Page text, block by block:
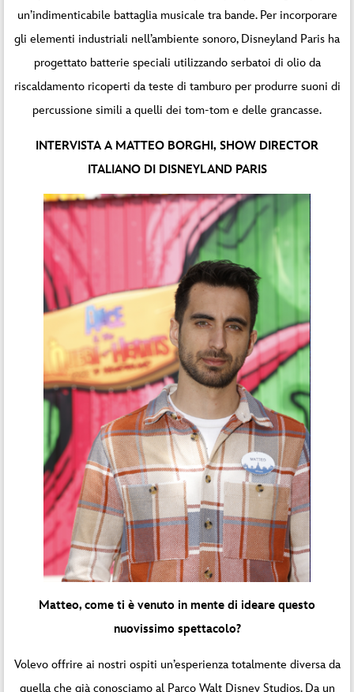
un’indimenticabile battaglia musicale tra bande. Per incorporare
gli elementi industriali nell’ambiente sonoro, Disneyland Paris ha
progettato batterie speciali utilizzando serbatoi di olio da
riscaldamento ricoperti da teste di tamburo per produrre suoni di
percussione simili a quelli dei tom-tom e delle grancasse.
INTERVISTA A MATTEO BORGHI, SHOW DIRECTOR
ITALIANO DI DISNEYLAND PARIS
Matteo, come ti è venuto in mente di ideare questo
nuovissimo spettacolo?
Volevo offrire ai nostri ospiti un’esperienza totalmente diversa da
quella che già conosciamo al Parco Walt Disney Studios. Da un